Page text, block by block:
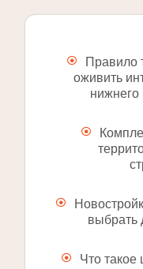
Правило
оживить
выбрать
Что